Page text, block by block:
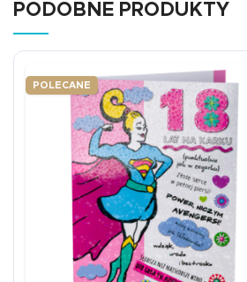
PODOBNE PRODUKTY
POLECANE